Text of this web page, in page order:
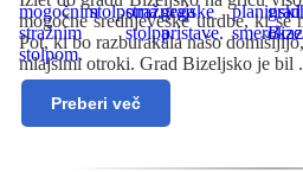
mogočne srednjeveške utrdbe, ki
Pot, ki bo razburakala našo
mlajšimi otroki. Grad Bizeljsko je bil
Preberi več